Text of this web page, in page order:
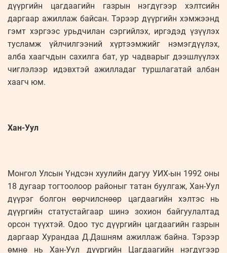
дүүргийн цагдаагийн газрын нэгдүгээр хэлтсийн
даргаар ажиллаж байсан. Тэрээр дүүргийн хэмжээнд
гэмт хэргээс урьдчилан сэргийлэх, иргэдэд үзүүлэх
тусламж үйлчилгээний хүртээмжийг нэмэгдүүлэх,
алба хаагчдын сахилга бат, ур чадварыг дээшлүүлэх
чиглэлээр идэвхтэй ажилладаг туршлагатай албан
хаагч юм.
Хан-Уул
Монгол Улсын Үндсэн хуулийн дагуу УИХ-ын 1992 оны
18 дугаар тогтоолоор районыг татан буулгаж, Хан-Уул
дүүрэг болгон өөрчилснөөр цагдаагийн хэлтэс нь
дүүргийн статустайгаар шинэ зохион байгуулалтад
орсон түүхтэй. Одоо тус дүүргийн цагдаагийн газрын
даргаар Хурандаа Д.Дашням ажиллаж байна. Тэрээр
өмнө нь Хан-Уул дүүргийн Цагдаагийн нэгдүгээр